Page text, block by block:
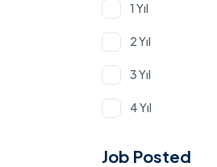
1 Yıl
2 Yıl
3 Yıl
4 Yıl
Job Posted